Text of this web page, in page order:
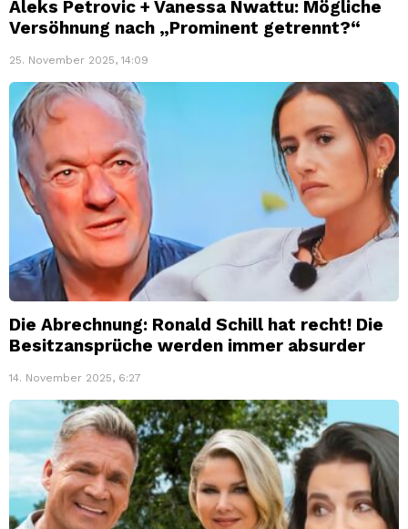
Aleks Petrovic + Vanessa Nwattu: Mögliche
Versöhnung nach „Prominent getrennt?“
25. November 2025, 14:09
Die Abrechnung: Ronald Schill hat recht! Die
Besitzansprüche werden immer absurder
14. November 2025, 6:27